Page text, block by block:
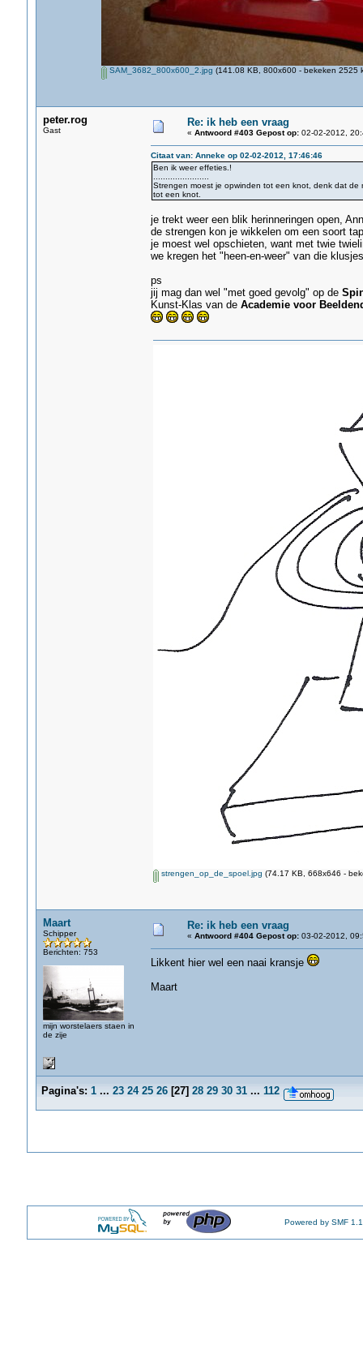
SAM_3682_800x600_2.jpg (141.08 KB, 800x600 - bekeken 2525
peter.rog
Gast
Re: ik heb een vraag
« Antwoord #403 Gepost op:02-02-2012,
Citaat van: Anneke op 02-02-2012, 17:46:46
Ben ik weer effeties.!
Strengen moest je opwinden tot een knot, denk dat
tot een knot.
je trekt weer een blik herinneringen open,
de strengen kon je wikkelen om een soort
je moest wel opschieten, want met twie
we kregen het "heen-en-weer" van die
ps
jij mag dan wel "met goed gevolg" op de
Kunst-Klas van de Academie voor
strengen_op_de_spoel.jpg (74.17 KB, 668x646 -
Maart
Schipper
Berichten: 753
mijn worstelaers staen in
de zije
Re: ik heb een vraag
« Antwoord #404 Gepost op:03-02-2012,
Likkent hier wel een naai kransje
Maart
Pagina's: 1 ... 23 24 25 26[27] 28 29 30 31 ... 112
Powered by SMF